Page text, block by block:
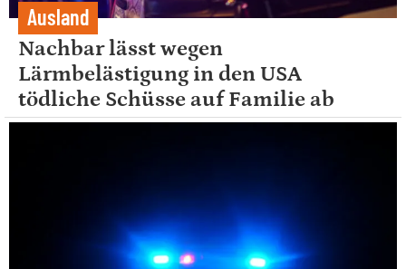
Ausland
Nachbar lässt wegen
Lärmbelästigung in den USA
tödliche Schüsse auf Familie ab